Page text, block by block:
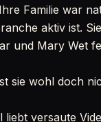
Familie war
aktiv ist.
und Mary Wet
sie wohl doch
liebt versaute